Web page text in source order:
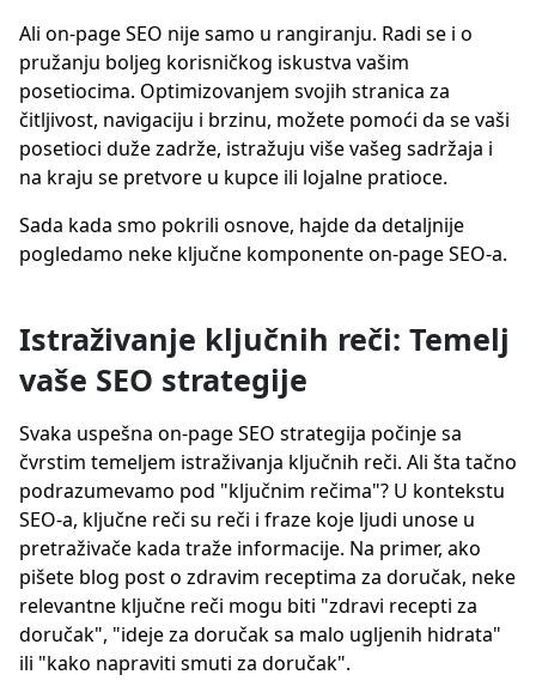
Ali on-page SEO nije samo u rangiranju. Radi se i o
pružanju boljeg korisničkog iskustva vašim
posetiocima. Optimizovanjem svojih stranica za
čitljivost, navigaciju i brzinu, možete pomoći da se vaši
posetioci duže zadrže, istražuju više vašeg sadržaja i
na kraju se pretvore u kupce ili lojalne pratioce.
Sada kada smo pokrili osnove, hajde da detaljnije
pogledamo neke ključne komponente on-page SEO-a.
Istraživanje ključnih reči: Temelj
vaše SEO strategije
Svaka uspešna on-page SEO strategija počinje sa
čvrstim temeljem istraživanja ključnih reči. Ali šta tačno
podrazumevamo pod "ključnim rečima"? U kontekstu
SEO-a, ključne reči su reči i fraze koje ljudi unose u
pretraživače kada traže informacije. Na primer, ako
pišete blog post o zdravim receptima za doručak, neke
relevantne ključne reči mogu biti "zdravi recepti za
doručak", "ideje za doručak sa malo ugljenih hidrata"
ili "kako napraviti smuti za doručak".